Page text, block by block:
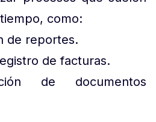
como:
de reportes.
de facturas.
de documentos